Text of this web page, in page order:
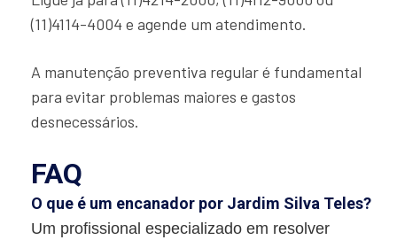
(11)4114-4004 e agende um atendimento.
A manutenção preventiva regular é fundamental
para evitar problemas maiores e gastos
desnecessários.
FAQ
O que é um encanador por Jardim Silva Teles?
Um profissional especializado em resolver